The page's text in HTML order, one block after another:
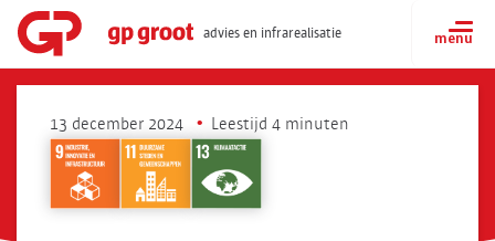
advies en infrarealisatie
13 december 2024 Leestijd 4 minuten